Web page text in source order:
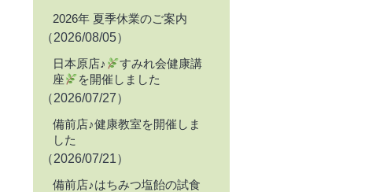
2026年 夏季休業のご案内
（2026/08/05）
日本原店♪
すみれ会健康講
座
を開催しました
（2026/07/27）
備前店♪健康教室を開催しま
した
（2026/07/21）
備前店♪はちみつ塩飴の試食